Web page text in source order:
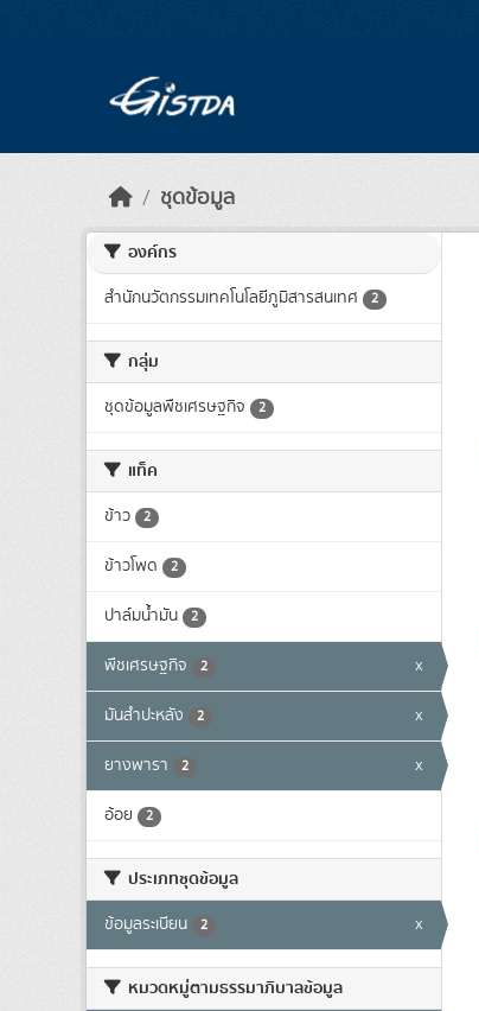
ชุดข้อมูล
องค์กร
สำนักนวัตกรรมเทคโนโลยีภูมิสารสนเทศ 2
กลุ่ม
ชุดข้อมูลพืชเศรษฐกิจ 2
แท็ค
ข้าว 2
ข้าวโพด 2
ปาล์มน้ำมัน 2
พืชเศรษฐกิจ 2 x
มันสำปะหลัง 2 x
ยางพารา 2 x
อ้อย 2
ประเภทชุดข้อมูล
ข้อมูลระเบียน 2 x
หมวดหมู่ตามธรรมาภิบาลข้อมูล